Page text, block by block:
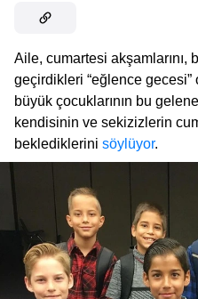
Aile, cumartesi akşamlarını,
geçirdikleri “eğlence
büyük çocuklarının bu
kendisinin ve sekizizlerin
beklediklerini söylüyor.